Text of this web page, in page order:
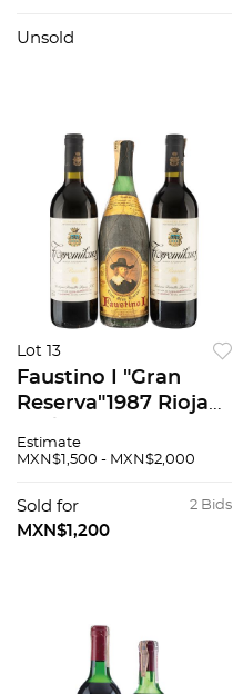
Unsold
Lot 13
Faustino I "Gran
Reserva"1987 Rioja
Torremilanos "Gran
del Duero Piezas: 2
90 / 100 3 pzs total
Estimate
MXN$1,500 - MXN$2,000
2 Bids
Sold for
MXN$1,200